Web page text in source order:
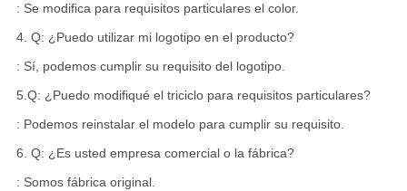
: Se modifica para requisitos particulares el color.
4. Q: ¿Puedo utilizar mi logotipo en el producto?
: Sí, podemos cumplir su requisito del logotipo.
5.Q: ¿Puedo modifiqué el triciclo para requisitos particulares?
: Podemos reinstalar el modelo para cumplir su requisito.
6. Q: ¿Es usted empresa comercial o la fábrica?
: Somos fábrica original.